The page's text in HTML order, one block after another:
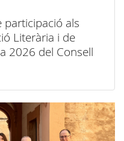
participació als
Literària i de
2026 del Consell